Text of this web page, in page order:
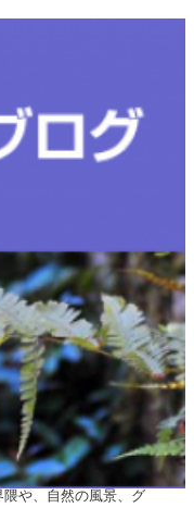
や、自然の風景、グ